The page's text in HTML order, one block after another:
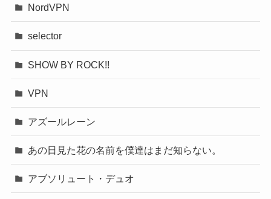
NordVPN
selector
SHOW BY ROCK!!
VPN
アズールレーン
あの日見た花の名前を僕達はまだ知らない。
アブソリュート・デュオ